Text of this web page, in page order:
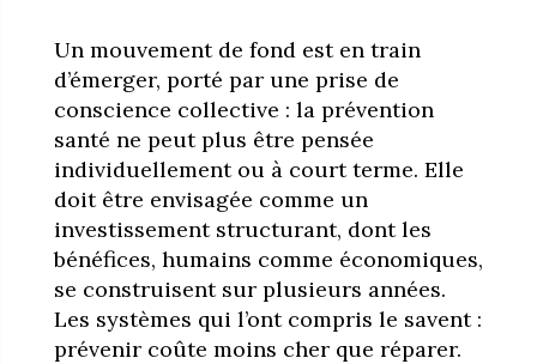
Un mouvement de fond est en train
d’émerger, porté par une prise de
conscience collective : la prévention
santé ne peut plus être pensée
individuellement ou à court terme. Elle
doit être envisagée comme un
investissement structurant, dont les
bénéfices, humains comme économiques,
se construisent sur plusieurs années.
Les systèmes qui l’ont compris le savent :
prévenir coûte moins cher que réparer.